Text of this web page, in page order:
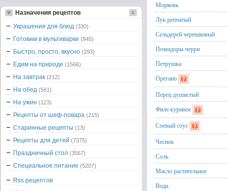
Морковь
Лук репчатый
Сельдерей черешковый
Помидоры черри
Петрушка
Орегано
Перец душистый
Филе куриное
Соевый соус
Чеснок
Соль
Масло растительное
Вода
Назначения рецептов
Украшения для блюд (330)
Готовим в мультиварке (845)
Быстро, просто, вкусно (293)
Едим на природе (1566)
На завтрак (212)
На обед (561)
На ужин (123)
Рецепты от шеф-повара (215)
Старинные рецепты (13)
Рецепты для детей (7375)
Праздничный стол (3567)
Специальное питание (5207)
Rss рецептов